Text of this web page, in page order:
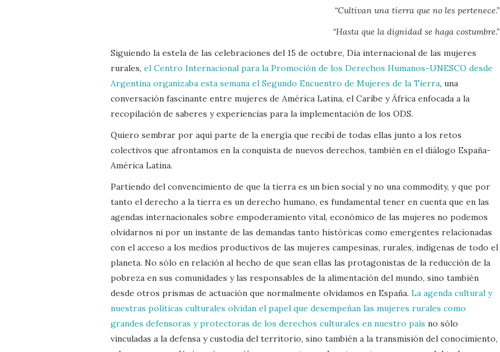
“Cultivan una tierra que no les pertenece.”
“Hasta que la dignidad se haga costumbre.”
Siguiendo la estela de las celebraciones del 15 de octubre, Día internacional de las mujeres
rurales, el Centro Internacional para la Promoción de los Derechos Humanos-UNESCO desde
Argentina organizaba esta semana el Segundo Encuentro de Mujeres de la Tierra, una
conversación fascinante entre mujeres de América Latina, el Caribe y África enfocada a la
recopilación de saberes y experiencias para la implementación de los ODS.
Quiero sembrar por aquí parte de la energía que recibí de todas ellas junto a los retos
colectivos que afrontamos en la conquista de nuevos derechos, también en el diálogo España-
América Latina.
Partiendo del convencimiento de que la tierra es un bien social y no una commodity, y que por
tanto el derecho a la tierra es un derecho humano, es fundamental tener en cuenta que en las
agendas internacionales sobre empoderamiento vital, económico de las mujeres no podemos
olvidarnos ni por un instante de las demandas tanto históricas como emergentes relacionadas
con el acceso a los medios productivos de las mujeres campesinas, rurales, indígenas de todo el
planeta. No sólo en relación al hecho de que sean ellas las protagonistas de la reducción de la
pobreza en sus comunidades y las responsables de la alimentación del mundo, sino también
desde otros prismas de actuación que normalmente olvidamos en España. La agenda cultural y
nuestras políticas culturales olvidan el papel que desempeñan las mujeres rurales como
grandes defensoras y protectoras de los derechos culturales en nuestro país no sólo
vinculadas a la defensa y custodia del territorio, sino también a la transmisión del conocimiento,